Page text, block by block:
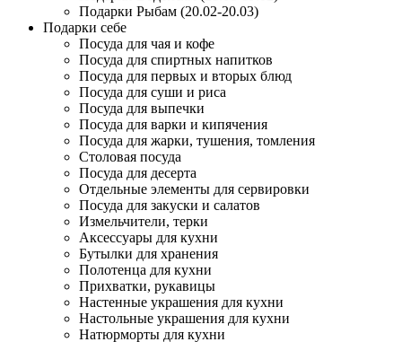
Подарки Рыбам (20.02-20.03)
Подарки себе
Посуда для чая и кофе
Посуда для спиртных напитков
Посуда для первых и вторых блюд
Посуда для суши и риса
Посуда для выпечки
Посуда для варки и кипячения
Посуда для жарки, тушения, томления
Столовая посуда
Посуда для десерта
Отдельные элементы для сервировки
Посуда для закуски и салатов
Измельчители, терки
Аксессуары для кухни
Бутылки для хранения
Полотенца для кухни
Прихватки, рукавицы
Настенные украшения для кухни
Настольные украшения для кухни
Натюрморты для кухни